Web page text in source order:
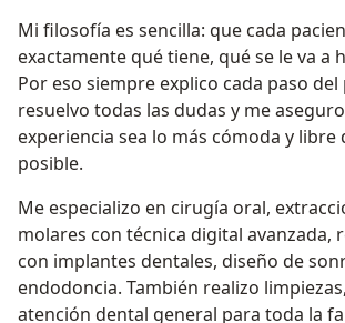
Mi filosofía es sencilla: que cada
exactamente qué tiene, qué se le va a
Por eso siempre explico cada paso
resuelvo todas las dudas y me
experiencia sea lo más cómoda y libre
posible.
Me especializo en cirugía oral,
molares con técnica digital avanzada,
con implantes dentales, diseño de
endodoncia. También realizo
atención dental general para toda la